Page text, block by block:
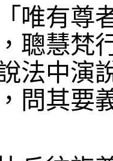
唯有尊
聰慧梵
法中演
問其要